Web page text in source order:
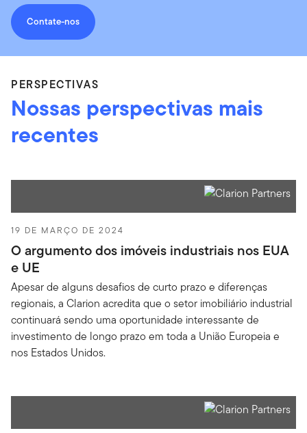
Contate-nos
PERSPECTIVAS
Nossas perspectivas mais
recentes
19 DE MARÇO DE 2024
O argumento dos imóveis industriais nos EUA
e UE
Apesar de alguns desafios de curto prazo e diferenças
regionais, a Clarion acredita que o setor imobiliário industrial
continuará sendo uma oportunidade interessante de
investimento de longo prazo em toda a União Europeia e
nos Estados Unidos.